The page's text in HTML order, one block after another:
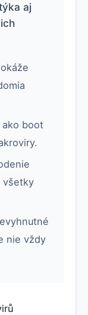
aj
boot
všetky
nie vždy